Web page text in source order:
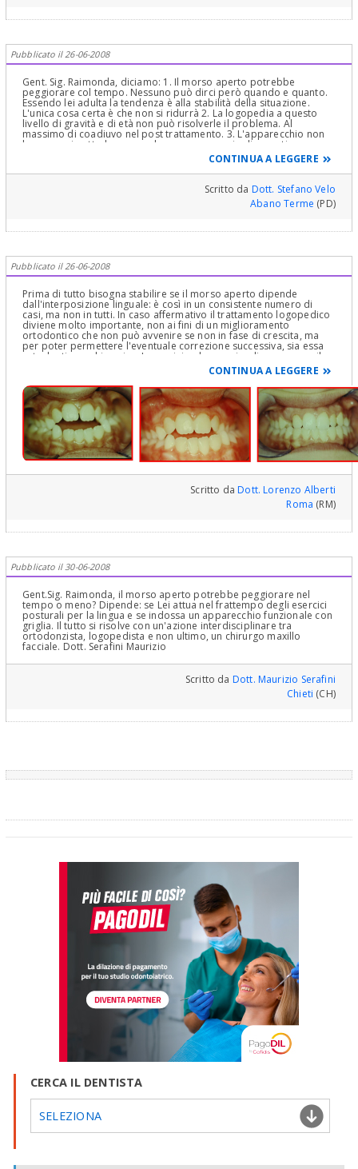
Pubblicato il 26-06-2008
Gent. Sig. Raimonda, diciamo: 1. Il morso aperto potrebbe
peggiorare col tempo. Nessuno può dirci però quando e quanto.
Essendo lei adulta la tendenza è alla stabilità della situazione.
L'unica cosa certa è che non si ridurrà 2. La logopedia a questo
livello di gravità e di età non può risolverle il problema. Al
massimo di coadiuvo nel post trattamento. 3. L'apparecchio non
ha senso rimetterlo se non dopo un approccio diagnostico e
probabilmente terapeutico più completo e approfondito di tipo
interdisciplinare (Chirurgo, Gnatologo Ortodontista). Se ha già
avuto un NON buon esito dal primo trattamneto ortodontico, mi
guarderei bene dal ripeterlo " tout court " indipendentemente dal
CONTINUA A LEGGERE
Scritto da Dott. Stefano Velo
Abano Terme (PD)
Pubblicato il 26-06-2008
Prima di tutto bisogna stabilire se il morso aperto dipende
dall'interposizione linguale: è così in un consistente numero di
casi, ma non in tutti. In caso affermativo il trattamento logopedico
diviene molto importante, non ai fini di un miglioramento
ortodontico che non può avvenire se non in fase di crescita, ma
per poter permettere l'eventuale correzione successiva, sia essa
ortodontica o chirurgica. Immagini, ad esempio, di correggere il
difetto chirurgicamente: bel taglietto sul mascellare,
riposizionamento dello stesso, viti di titanio etc. Tutto bello. Ma lei,
dopo, continua a spingere, per 1400 volte al giorno, 1
chilogrammo a volta, con la lingua sui denti. Continui ad
immaginare cosa può succedere. Chieda in giro cosa significa
"recidiva post-chirurgica" e se provoca qualche problemino. Lo
stesso discorso vale per l'ortodonzia. Se NON ha avuto un buon
esito dal trattamento ortodontico precedente, un motivo ci sarà: è
poi tanto difficile immaginare quale ?
CONTINUA A LEGGERE
Scritto daDott. Lorenzo Alberti
Roma (RM)
Pubblicato il 30-06-2008
Gent.Sig. Raimonda, il morso aperto potrebbe peggiorare nel
tempo o meno? Dipende: se Lei attua nel frattempo degli esercici
posturali per la lingua e se indossa un apparecchio funzionale con
griglia. Il tutto si risolve con un'azione interdisciplinare tra
ortodonzista, logopedista e non ultimo, un chirurgo maxillo
facciale. Dott. Serafini Maurizio
Scritto da Dott. Maurizio Serafini
Chieti (CH)
CERCA IL DENTISTA
SELEZIONA